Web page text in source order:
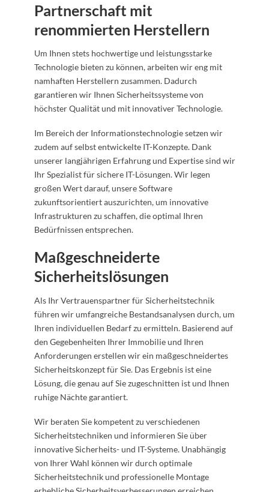
Partnerschaft mit
renommierten Herstellern
Um Ihnen stets hochwertige und leistungsstarke
Technologie bieten zu können, arbeiten wir eng mit
namhaften Herstellern zusammen. Dadurch
garantieren wir Ihnen Sicherheitssysteme von
höchster Qualität und mit innovativer Technologie.
Im Bereich der Informationstechnologie setzen wir
zudem auf selbst entwickelte IT-Konzepte. Dank
unserer langjährigen Erfahrung und Expertise sind wir
Ihr Spezialist für sichere IT-Lösungen. Wir legen
großen Wert darauf, unsere Software
zukunftsorientiert auszurichten, um innovative
Infrastrukturen zu schaffen, die optimal Ihren
Bedürfnissen entsprechen.
Maßgeschneiderte
Sicherheitslösungen
Als Ihr Vertrauenspartner für Sicherheitstechnik
führen wir umfangreiche Bestandsanalysen durch, um
Ihren individuellen Bedarf zu ermitteln. Basierend auf
den Gegebenheiten Ihrer Immobilie und Ihren
Anforderungen erstellen wir ein maßgeschneidertes
Sicherheitskonzept für Sie. Das Ergebnis ist eine
Lösung, die genau auf Sie zugeschnitten ist und Ihnen
ruhige Nächte garantiert.
Wir beraten Sie kompetent zu verschiedenen
Sicherheitstechniken und informieren Sie über
innovative Sicherheits- und IT-Systeme. Unabhängig
von Ihrer Wahl können wir durch optimale
Sicherheitstechnik und professionelle Montage